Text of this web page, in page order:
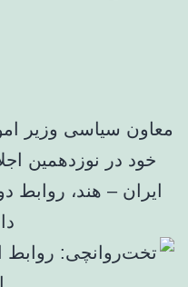
معاون سیاسی وزیر
خود در نوزدهمین
ایران – هند، روابط